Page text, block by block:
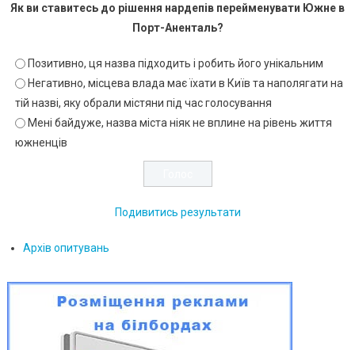
Як ви ставитесь до рішення нардепів перейменувати Южне в
Порт-Аненталь?
Позитивно, ця назва підходить і робить його унікальним
Негативно, місцева влада має їхати в Київ та наполягати на
тій назві, яку обрали містяни під час голосування
Мені байдуже, назва міста ніяк не вплине на рівень життя
южненців
Подивитись результати
Архів опитувань